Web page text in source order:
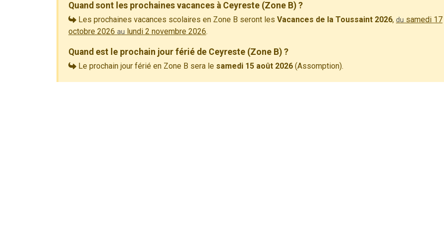
Quand sont les prochaines vacances à Ceyreste (Zone B) ?
Les prochaines vacances scolaires en Zone B seront les Vacances de la Toussaint 2026, du samedi 17
octobre 2026 au lundi 2 novembre 2026.
Quand est le prochain jour férié de Ceyreste (Zone B) ?
Le prochain jour férié en Zone B sera le samedi 15 août 2026 (Assomption).